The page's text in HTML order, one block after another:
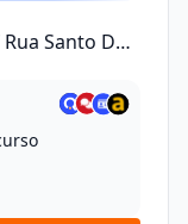
Santo De